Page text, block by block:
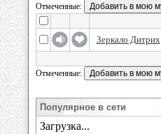
Отмеченные:
Зеркало Дитрих
Отмеченные:
Популярное в сети